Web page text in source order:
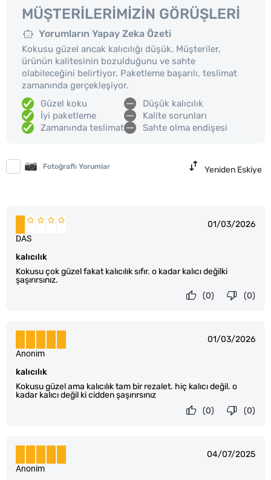
MÜŞTERILERIMIZIN GÖRÜŞLERI
Yorumların Yapay Zeka Özeti
Kokusu güzel ancak kalıcılığı düşük. Müşteriler,
ürünün kalitesinin bozulduğunu ve sahte
olabileceğini belirtiyor. Paketleme başarılı, teslimat
zamanında gerçekleşiyor.
Güzel koku
İyi paketleme
Zamanında teslimat
Düşük kalıcılık
Kalite sorunları
Sahte olma endişesi
Fotoğraflı Yorumlar Yeniden Eskiye
01/03/2026
kalıcılık
Kokusu çok güzel fakat kalıcılık sıfır. o kadar kalıcı değilki
şaşırırsınız.
DAS
(0)
(0)
01/03/2026
kalıcılık
Kokusu güzel ama kalıcılık tam bir rezalet. hiç kalıcı değil. o
kadar kalıcı değil ki cidden şaşırırsınız
Anonim
(0)
(0)
04/07/2025
Anonim